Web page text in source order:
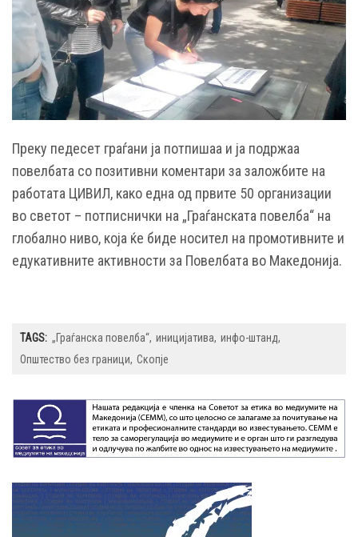
Преку педесет граѓани ја потпишаа и ја подржаа
повелбата со позитивни коментари за заложбите на
работата ЦИВИЛ, како една од првите 50 организации
во светот – потписнички на „Граѓанската повелба“ на
глобално ниво, која ќе биде носител на промотивните и
едукативните активности за Повелбата во Македонија.
TAGS: „Граѓанска повелба“ иницијатива инфо-штанд
Општество без граници Скопје